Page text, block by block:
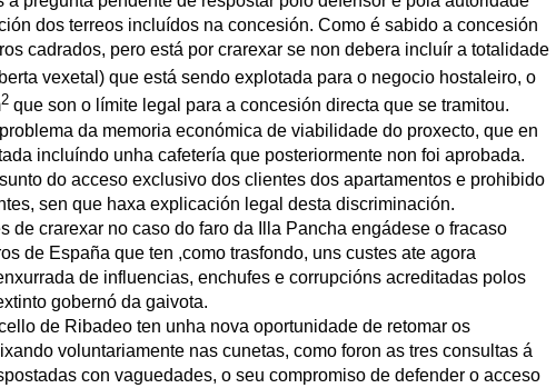
dos terreos incluídos na concesión. Como é sabido a concesión
cadrados, pero está por crarexar se non debera incluír a totalidade
vexetal) que está sendo explotada para o negocio hostaleiro, o
2 que son o límite legal para a concesión directa que se tramitou.
da memoria económica de viabilidade do proxecto, que en
incluíndo unha cafetería que posteriormente non foi aprobada.
do acceso exclusivo dos clientes dos apartamentos e prohibido
sen que haxa explicación legal desta discriminación.
de crarexar no caso do faro da Illa Pancha engádese o fracaso
de España que ten ,como trasfondo, uns custes ate agora
de influencias, enchufes e corrupcións acreditadas polos
gobernó da gaivota.
de Ribadeo ten unha nova oportunidade de retomar os
voluntariamente nas cunetas, como foron as tres consultas á
con vaguedades, o seu compromiso de defender o acceso